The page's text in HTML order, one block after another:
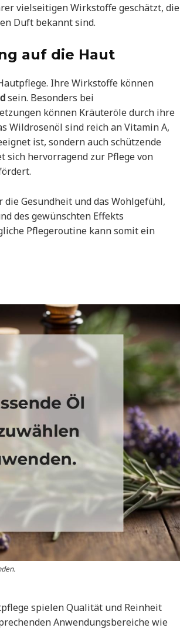
vielseitigen Wirkstoffe geschätzt, die
Duft bekannt sind.
auf die Haut
Ihre Wirkstoffe können
sein. Besonders bei
können Kräuteröle durch ihre
Wildrosenöl sind reich an Vitamin A,
ist, sondern auch schützende
sich hervorragend zur Pflege von
Gesundheit und das Wohlgefühl,
des gewünschten Effekts
Pflegeroutine kann somit ein
spielen Qualität und Reinheit
Anwendungsbereiche wie